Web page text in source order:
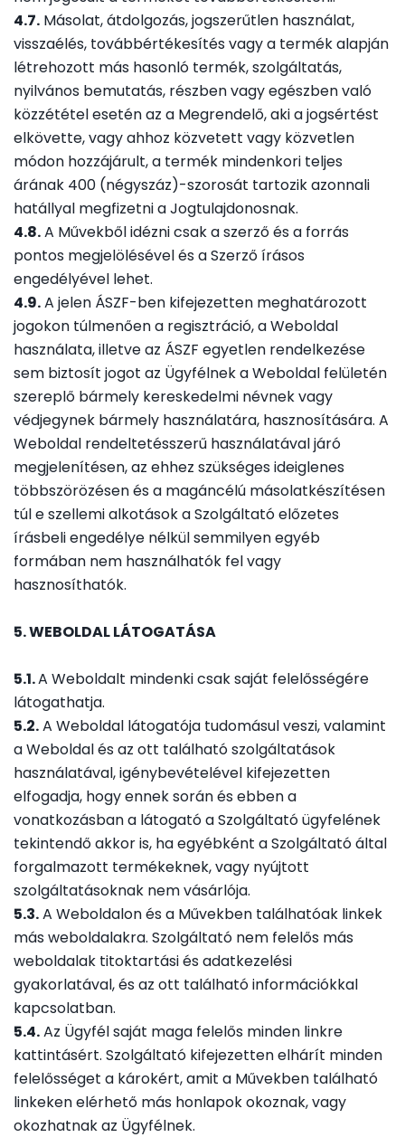
4.7. Másolat, átdolgozás, jogszerűtlen használat,
visszaélés, továbbértékesítés vagy a termék alapján
létrehozott más hasonló termék, szolgáltatás,
nyilvános bemutatás, részben vagy egészben való
közzététel esetén az a Megrendelő, aki a jogsértést
elkövette, vagy ahhoz közvetett vagy közvetlen
módon hozzájárult, a termék mindenkori teljes
árának 400 (négyszáz)-szorosát tartozik azonnali
hatállyal megfizetni a Jogtulajdonosnak.
4.8.A Művekből idézni csak a szerző és a forrás
pontos megjelölésével és a Szerző írásos
engedélyével lehet.
4.9.A jelen ÁSZF-ben kifejezetten meghatározott
jogokon túlmenően a regisztráció, a Weboldal
használata, illetve az ÁSZF egyetlen rendelkezése
sem biztosít jogot az Ügyfélnek a Weboldal felületén
szereplő bármely kereskedelmi névnek vagy
védjegynek bármely használatára, hasznosítására. A
Weboldal rendeltetésszerű használatával járó
megjelenítésen, az ehhez szükséges ideiglenes
többszörözésen és a magáncélú másolatkészítésen
túl e szellemi alkotások a Szolgáltató előzetes
írásbeli engedélye nélkül semmilyen egyéb
formában nem használhatók fel vagy
hasznosíthatók.
5. WEBOLDAL LÁTOGATÁSA
5.1.A Weboldalt mindenki csak saját felelősségére
látogathatja.
5.2.A Weboldal látogatója tudomásul veszi, valamint
a Weboldal és az ott található szolgáltatások
használatával, igénybevételével kifejezetten
elfogadja, hogy ennek során és ebben a
vonatkozásban a látogató a Szolgáltató ügyfelének
tekintendő akkor is, ha egyébként a Szolgáltató által
forgalmazott termékeknek, vagy nyújtott
szolgáltatásoknak nem vásárlója.
5.3.A Weboldalon és a Művekben találhatóak linkek
más weboldalakra. Szolgáltató nem felelős más
weboldalak titoktartási és adatkezelési
gyakorlatával, és az ott található információkkal
kapcsolatban.
5.4.Az Ügyfél saját maga felelős minden linkre
kattintásért. Szolgáltató kifejezetten elhárít minden
felelősséget a károkért, amit a Művekben található
linkeken elérhető más honlapok okoznak, vagy
okozhatnak az Ügyfélnek.